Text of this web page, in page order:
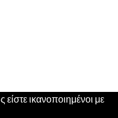
ικανοποιημένοι με